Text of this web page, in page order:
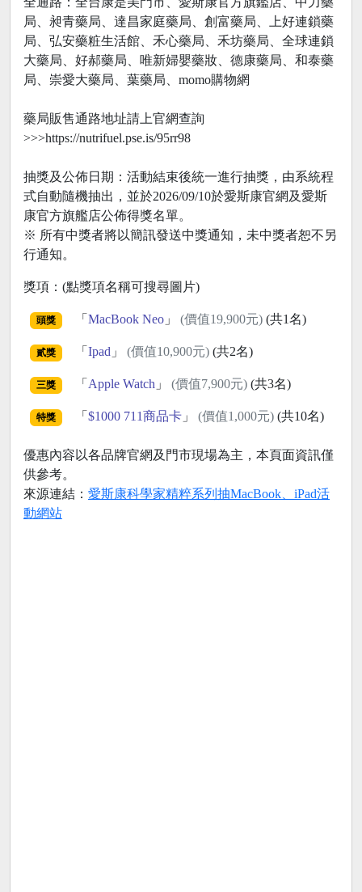
局、昶青藥局、達昌家庭藥局、創富藥局、上好連鎖藥
局、弘安藥粧生活館、禾心藥局、禾坊藥局、全球連鎖
大藥局、好郝藥局、唯新婦嬰藥妝、德康藥局、和泰藥
局、崇愛大藥局、葉藥局、momo購物網
藥局販售通路地址請上官網查詢
>>>https://nutrifuel.pse.is/95rr98
抽獎及公佈日期：活動結束後統一進行抽獎，由系統程
式自動隨機抽出，並於2026/09/10於愛斯康官網及愛斯
康官方旗艦店公佈得獎名單。
※ 所有中獎者將以簡訊發送中獎通知，未中獎者恕不另
行通知。
獎項：(點獎項名稱可搜尋圖片)
頭獎 「 MacBook Neo」 (價值19,900元)(共1名)
貳獎 「 Ipad 」 (價值10,900元)(共2名)
三獎 「 Apple Watch 」 (價值7,900元)(共3名)
特獎 「 $1000 711商品卡」 (價值1,000元)(共10名)
優惠內容以各品牌官網及門市現場為主，本頁面資訊僅
供參考。
來源連結： 愛斯康科學家精粹系列抽MacBook、iPad活
動網站